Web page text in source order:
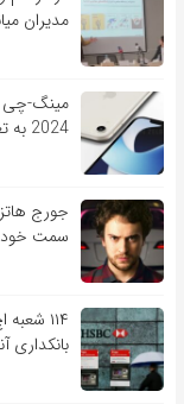
مدیران
2024 به تعویق می‌اندازد
جورج
سمت خود
۱۱۴
بانکداری